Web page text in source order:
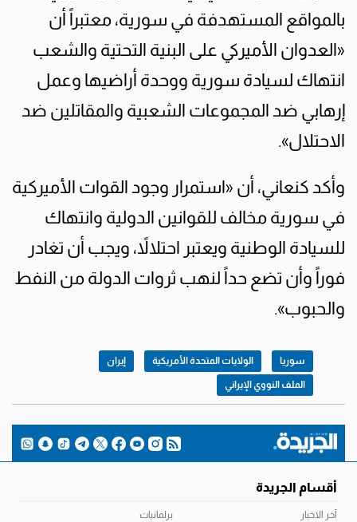
بالمواقع المستهدفة في سورية، معتبراً أن
«العدوان الأميركي على البنية التحتية والشعب
انتهاك لسيادة سورية ووحدة أراضيها وعمل
إرهابي ضد المجموعات الشعبية والمقاتلين ضد
الاحتلال».
وأكد كنعاني، أن «استمرار وجود القوات الأميركية
في سورية مخالف للقوانين الدولية وانتهاك
للسيادة الوطنية ويعتبر احتلالاً، ويجب أن تغادر
فوراً وأن تضع حداً لنهب ثروات الدولة من النفط
والحبوب».
سوريا الولايات المتحدة الأمريكية إيران
الملف النووي الإيراني
أقسام الجريدة
آخر الاخبار
برلمانيات